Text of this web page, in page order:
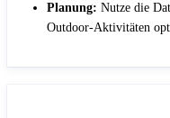
Planung: Nutze die
Outdoor-Aktivitäten